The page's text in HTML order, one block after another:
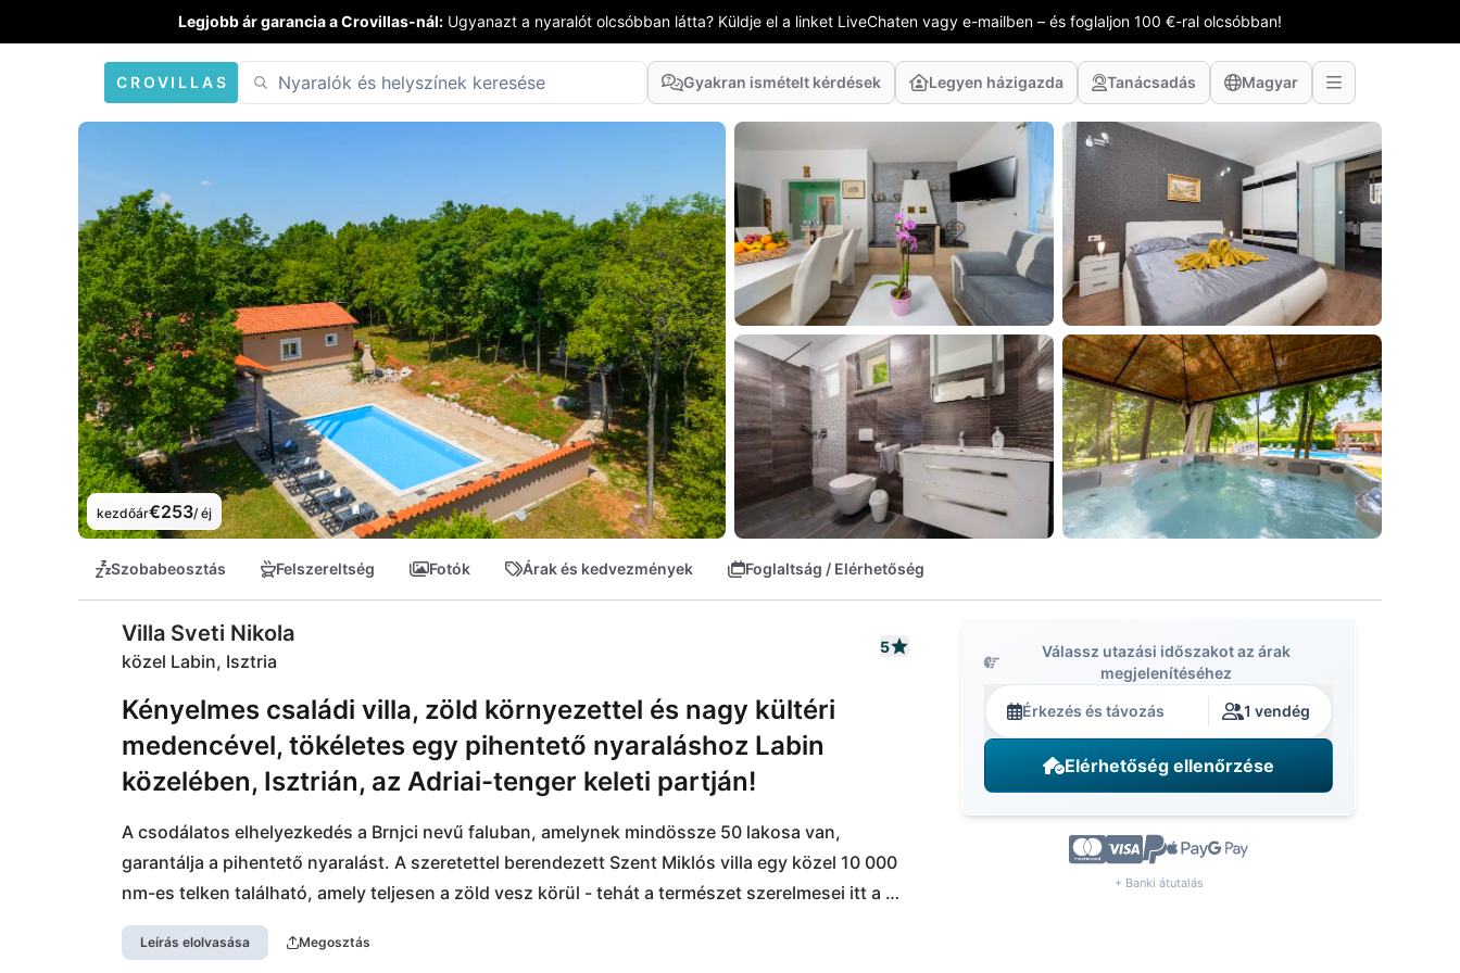
Legjobb ár garancia a Crovillas-nál: Ugyanazt a nyaralót olcsóbban látta? Küldje el a linket LiveChaten vagy e-mailben – és foglaljon 100 €-ral olcsóbban!
CROVILLAS Gyakran ismételt kérdések Legyen házigazda Tanácsadás Magyar
kezdőár€253/ éj
Szobabeosztás Felszereltség Fotók Árak és kedvezmények Foglaltság / Elérhetőség
Villa Sveti Nikola
közel Labin, Isztria
5
Kényelmes családi villa, zöld környezettel és nagy kültéri
medencével, tökéletes egy pihentető nyaraláshoz Labin
közelében, Isztrián, az Adriai-tenger keleti partján!
A csodálatos elhelyezkedés a Brnjci nevű faluban, amelynek mindössze 50 lakosa van,
garantálja a pihentető nyaralást. A szeretettel berendezett Szent Miklós villa egy közel 10 000
nm-es telken található, amely teljesen a zöld vesz körül - tehát a természet szerelmesei itt a
helyük. A csendes környezet ellenére közel találhatók az élelmiszerboltok és a tengerpart. A
gyönyörű óvárosi Labin városában, amelyet mindössze 10 perc autóúttal érhetnek el,
Leírás elolvasása Megosztás
Válassz utazási időszakot az árak
megjelenítéséhez
Érkezés és távozás 1 vendég
Elérhetőség ellenőrzése
+ Banki átutalás